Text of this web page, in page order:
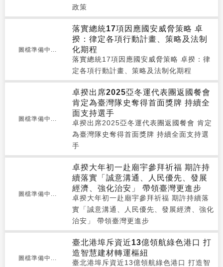
政策
圖檔準備中...
落實總統17項因應國安威脅策略 卓
揆：律定各項行動計畫、策略及法制
化期程
落實總統17項因應國安威脅策略 卓揆：律
定各項行動計畫、策略及法制化期程
圖檔準備中...
卓揆出席2025亞冬運代表團返國餐會
肯定為臺灣隊史奪得首面獎牌 持續全
面支持選手
卓揆出席2025亞冬運代表團返國餐會 肯定
為臺灣隊史奪得首面獎牌 持續全面支持選
手
圖檔準備中...
卓揆大年初一赴廟宇參拜祈福 期許持
續落實「誠意溝通、人民優先、發展
經濟、強化治安」 帶領臺灣更進步
卓揆大年初一赴廟宇參拜祈福 期許持續落
實「誠意溝通、人民優先、發展經濟、強化
治安」 帶領臺灣更進步
圖檔準備中...
臺北港埠斥資近13億領航綠色港口 打
造智慧建材轉運樞紐
臺北港埠斥資近13億領航綠色港口 打造智